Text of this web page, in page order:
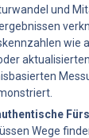
und
wie
Wege